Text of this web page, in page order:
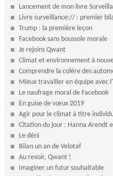
Lancement de mon livre
Livre surveillance:// : premier
Trump : la première leçon
Facebook sans boussole morale
Je rejoins Qwant
Climat et environnement à
Comprendre la colère des
Mieux travailler en équipe avec
Le naufrage moral de Facebook
En guise de vœux 2019
Agir pour le climat à titre
Citation du jour : Hanna Arendt
Le déni
Bilan un an de Velotaf
Au revoir, Qwant !
Imaginer un futur souhaitable